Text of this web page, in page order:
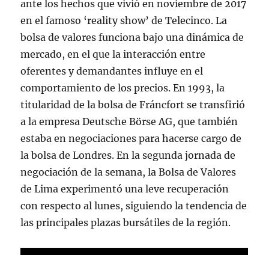
ante los hechos que vivió en noviembre de 2017
en el famoso ‘reality show’ de Telecinco. La
bolsa de valores funciona bajo una dinámica de
mercado, en el que la interacción entre
oferentes y demandantes influye en el
comportamiento de los precios. En 1993, la
titularidad de la bolsa de Fráncfort se transfirió
a la empresa Deutsche Bӧrse AG, que también
estaba en negociaciones para hacerse cargo de
la bolsa de Londres. En la segunda jornada de
negociación de la semana, la Bolsa de Valores
de Lima experimentó una leve recuperación
con respecto al lunes, siguiendo la tendencia de
las principales plazas bursátiles de la región.